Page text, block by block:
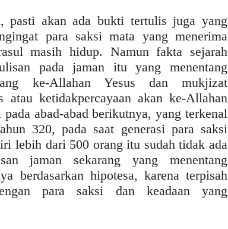
pasti akan ada bukti tertulis juga yang
para saksi mata yang menerima
masih hidup. Namun fakta sejarah
pada jaman itu yang menentang
ke-Allahan Yesus dan mukjizat
ketidakpercayaan akan ke-Allahan
abad-abad berikutnya, yang terkenal
320, pada saat generasi para saksi
lebih dari 500 orang itu sudah tidak ada
jaman sekarang yang menentang
berdasarkan hipotesa, karena terpisah
para saksi dan keadaan yang